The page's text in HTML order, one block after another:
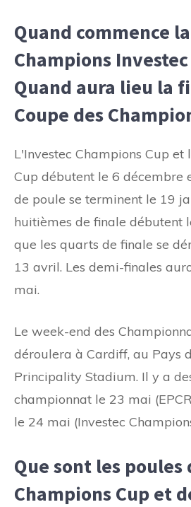
Quand commence
Champions
Quand aura lieu la
Coupe des
L'Investec Champions Cup et
Cup débutent le 6 décembre
de poule se terminent le 19
huitièmes de finale débutent
que les quarts de finale se
13 avril. Les demi-finales
mai.
Le week-end des
déroulera à Cardiff, au Pays
Principality Stadium. Il y a
championnat le 23 mai
le 24 mai (Investec
Que sont les
Champions Cup et